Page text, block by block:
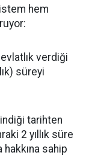
hem
verdiği
süreyi
tarihten
2 yıllık süre
hakkına sahip